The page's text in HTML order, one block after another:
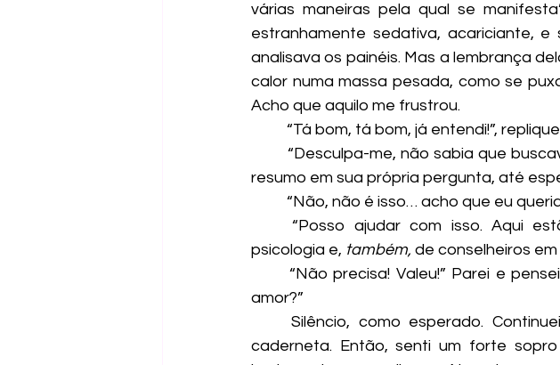
várias maneiras pela qual se
estranhamente sedativa, acariciante,
analisava os painéis. Mas a lembrança
calor numa massa pesada, como se
Acho que aquilo me frustrou.
“Tá bom, tá bom, já entendi!”,
	“Desculpa-me, não sabia que buscava uma resposta mais curta. Pode pedir por um
resumo em sua própria pergunta, até
“Não, não é isso… acho que eu
	“Posso ajudar com isso. Aqui estão os contatos dos dez maiores nomes da
psicologia e, também, de conselheiros
amor?”
	Silêncio, como esperado. Continuei a analisar os dados nas telas e anotar na
caderneta. Então, senti um forte